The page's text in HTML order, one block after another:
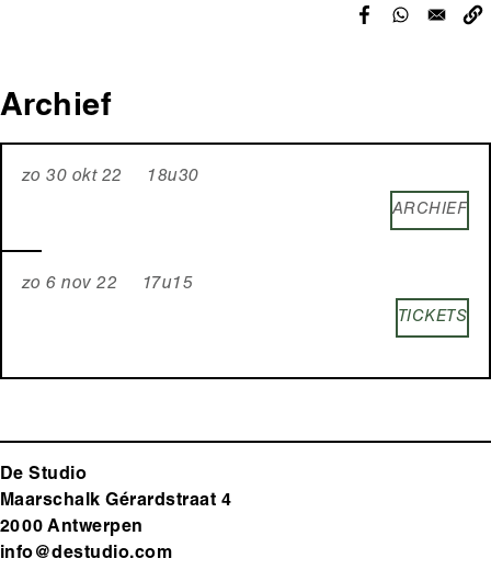
Archief
zo 30 okt 22 18u30
ARCHIEF
zo 6 nov 22 17u15
TICKETS
De Studio
Maarschalk Gérardstraat 4
2000 Antwerpen
info@destudio.com